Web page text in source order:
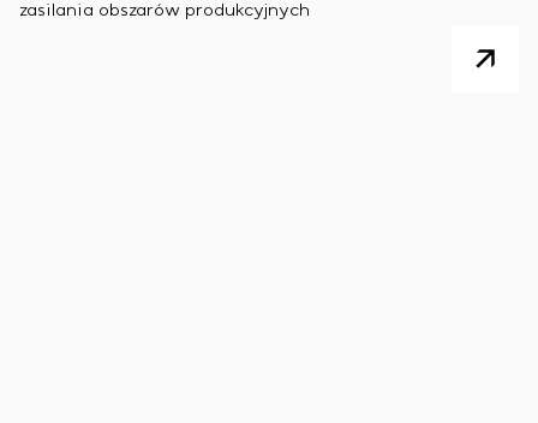
zasilania obszarów produkcyjnych